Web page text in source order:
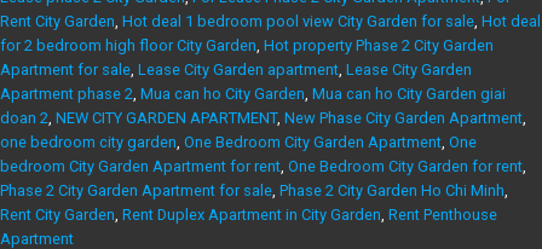
Rent City Garden Hot deal 1 bedroom pool view City Garden for sale Hot deal
for 2 bedroom high floor City Garden Hot property Phase 2 City Garden
Apartment for sale Lease City Garden apartment Lease City Garden
Apartment phase 2 Mua can ho City Garden Mua can ho City Garden giai
doan 2 NEW CITY GARDEN APARTMENT, New Phase City Garden Apartment
one bedroom city garden One Bedroom City Garden Apartment One
bedroom City Garden Apartment for rent One Bedroom City Garden for rent
Phase 2 City Garden Apartment for sale Phase 2 City Garden Ho Chi Minh
Rent City Garden Rent Duplex Apartment in City Garden Rent Penthouse
Apartment